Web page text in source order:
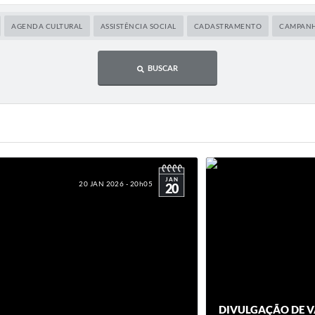
AGENDA CULTURAL ASSISTÊNCIA SOCIAL CADASTRAMENTO
BUSCAR
20 JAN 2026 - 20h05 JAN
20
DIVULGAÇÃO DE